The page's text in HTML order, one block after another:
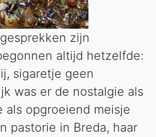
zijn
altijd hetzelfde:
sigaretje geen
was er de nostalgie als
opgroeiend meisje
pastorie in Breda, haar